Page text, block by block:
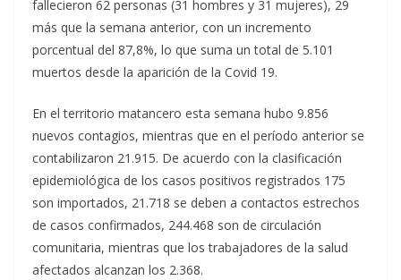
fallecieron 62 personas (31 hombres y 31 mujeres), 29
más que la semana anterior, con un incremento
porcentual del 87,8%, lo que suma un total de 5.101
muertos desde la aparición de la Covid 19.
En el territorio matancero esta semana hubo 9.856
nuevos contagios, mientras que en el período anterior se
contabilizaron 21.915. De acuerdo con la clasificación
epidemiológica de los casos positivos registrados 175
son importados, 21.718 se deben a contactos estrechos
de casos confirmados, 244.468 son de circulación
comunitaria, mientras que los trabajadores de la salud
afectados alcanzan los 2.368.